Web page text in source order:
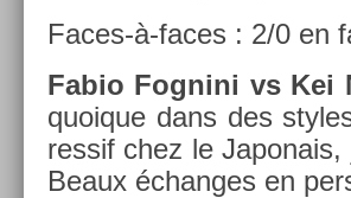
Faces-à-faces : 2/0 en
Fabio Fog­nini vs Kei
quoique dans des
ressif chez le Japonais,
Beaux échan­ges en